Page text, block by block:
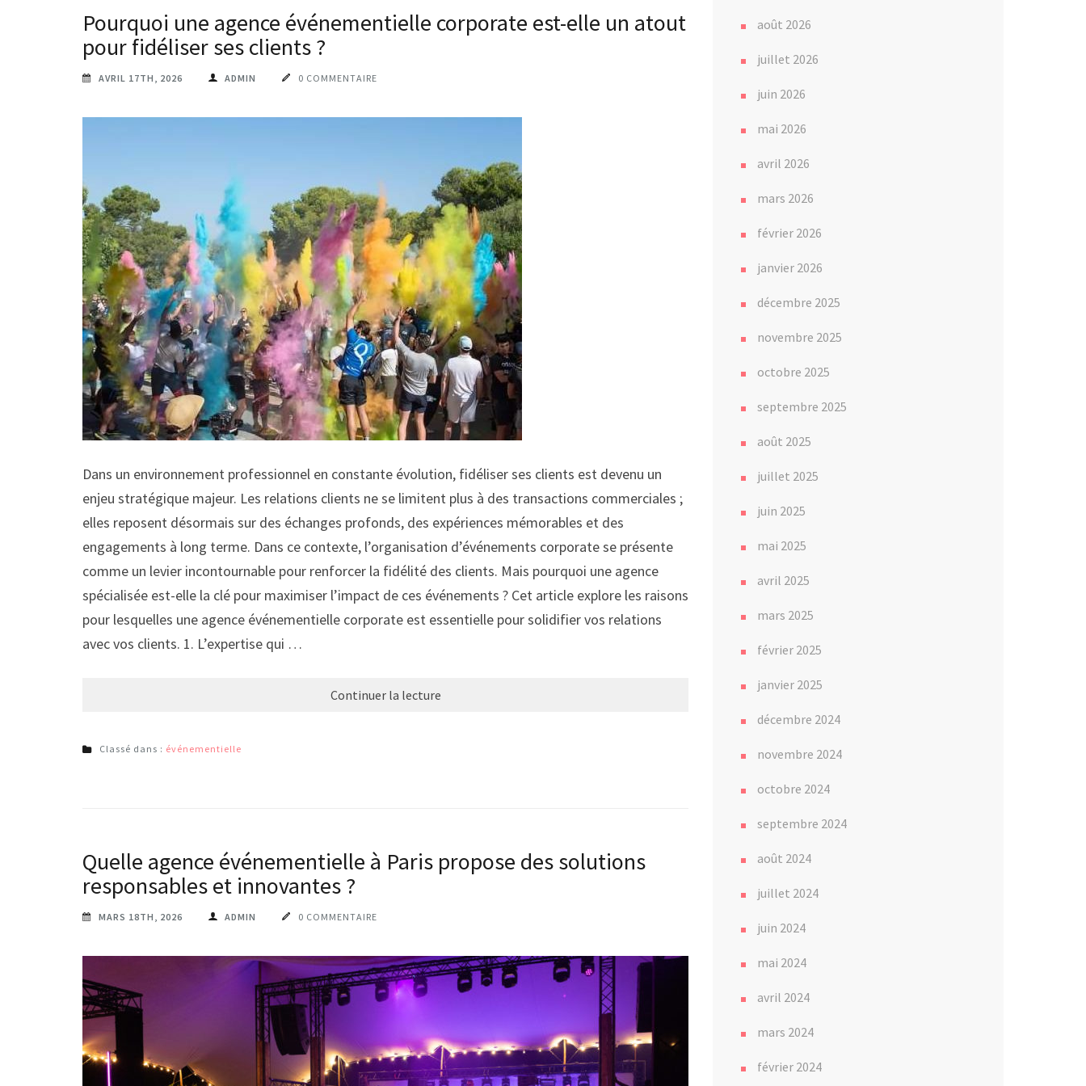
Pourquoi une agence événementielle corporate est-elle un atout
pour fidéliser ses clients ?
AVRIL 17TH, 2026 ADMIN 0 COMMENTAIRE
Dans un environnement professionnel en constante évolution, fidéliser ses clients est devenu un
enjeu stratégique majeur. Les relations clients ne se limitent plus à des transactions commerciales ;
elles reposent désormais sur des échanges profonds, des expériences mémorables et des
engagements à long terme. Dans ce contexte, l’organisation d’événements corporate se présente
comme un levier incontournable pour renforcer la fidélité des clients. Mais pourquoi une agence
spécialisée est-elle la clé pour maximiser l’impact de ces événements ? Cet article explore les raisons
pour lesquelles une agence événementielle corporate est essentielle pour solidifier vos relations
avec vos clients. 1. L’expertise qui …
Continuer la lecture
Classé dans : événementielle
Quelle agence événementielle à Paris propose des solutions
responsables et innovantes ?
MARS 18TH, 2026 ADMIN 0 COMMENTAIRE
août 2026
juillet 2026
juin 2026
mai 2026
avril 2026
mars 2026
février 2026
janvier 2026
décembre 2025
novembre 2025
octobre 2025
septembre 2025
août 2025
juillet 2025
juin 2025
mai 2025
avril 2025
mars 2025
février 2025
janvier 2025
décembre 2024
novembre 2024
octobre 2024
septembre 2024
août 2024
juillet 2024
juin 2024
mai 2024
avril 2024
mars 2024
février 2024